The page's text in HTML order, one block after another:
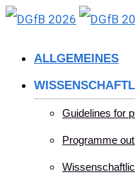
Skip
ALLGEMEINES
Guidelines for
Programme